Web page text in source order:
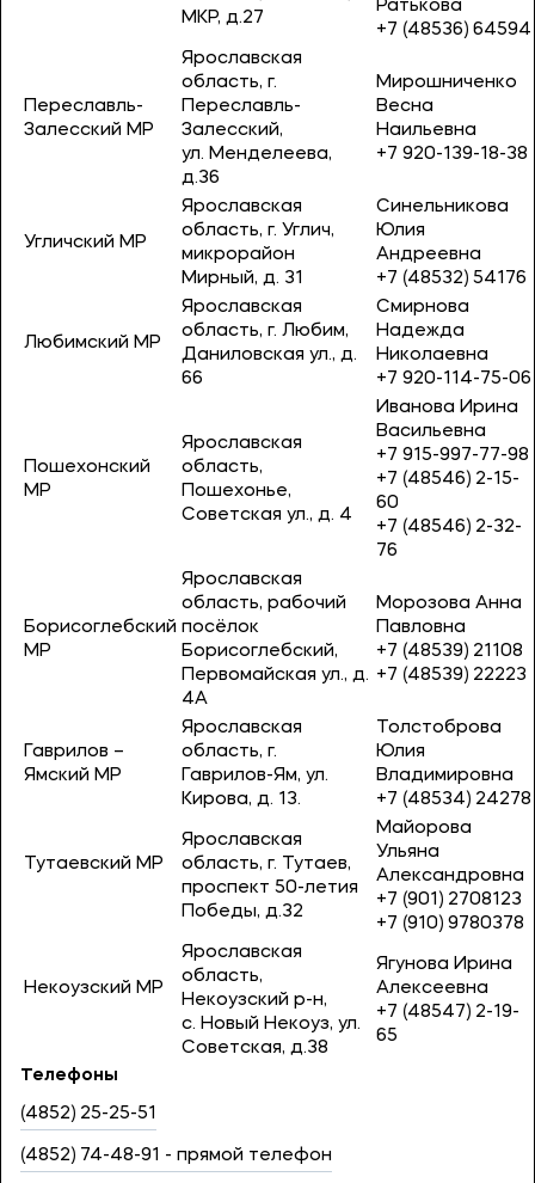
МКР, д.27
Ратькова
+7 (48536) 64594
Переславль-
Залесский МР
Ярославская
область, г.
Переславль-
Залесский,
ул. Менделеева,
д.36
Мирошниченко
Весна
Наильевна
+7 920-139-18-38
Угличский МР
Ярославская
область, г. Углич,
микрорайон
Мирный, д. 31
Синельникова
Юлия
Андреевна
+7 (48532) 54176
Любимский МР
Ярославская
область, г. Любим,
Даниловская ул., д.
66
Смирнова
Надежда
Николаевна
+7 920-114-75-06
Пошехонский
МР
Ярославская
область,
Пошехонье,
Советская ул., д. 4
Иванова Ирина
Васильевна
+7 915-997-77-98
+7 (48546) 2-15-
60
+7 (48546) 2-32-
76
Борисоглебский
МР
Ярославская
область, рабочий
посёлок
Борисоглебский,
Первомайская ул., д.
4А
Морозова Анна
Павловна
+7 (48539) 21108
+7 (48539) 22223
Гаврилов –
Ямский МР
Ярославская
область, г.
Гаврилов-Ям, ул.
Кирова, д. 13.
Толстоброва
Юлия
Владимировна
+7 (48534) 24278
Тутаевский МР
Ярославская
область, г. Тутаев,
проспект 50-летия
Победы, д.32
Майорова
Ульяна
Александровна
+7 (901) 2708123
+7 (910) 9780378
Некоузский МР
Ярославская
область,
Некоузский р-н,
с. Новый Некоуз, ул.
Советская, д.38
Ягунова Ирина
Алексеевна
+7 (48547) 2-19-
65
Телефоны
(4852) 25-25-51
(4852) 74-48-91 - прямой телефон